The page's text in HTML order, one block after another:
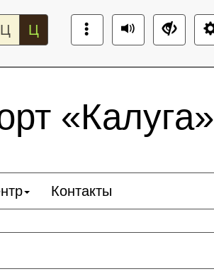
Ц Ц
«Калуга»
Контакты